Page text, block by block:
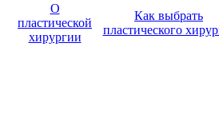
О
пластической
хирургии
Как выбрать
пластического